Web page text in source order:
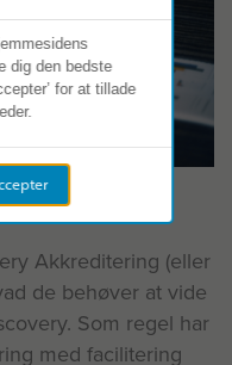
Akkreditering (eller
de behøver at vide
Som regel har
med facilitering
dig den bedste
for at tillade